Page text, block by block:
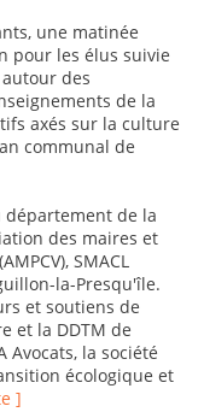
une matinée
pour les élus suivie
des
de la
axés sur la culture
communal de
département de la
des maires et
SMACL
la-Presqu'île.
et soutiens de
et la DDTM de
Avocats, la société
écologique et
]